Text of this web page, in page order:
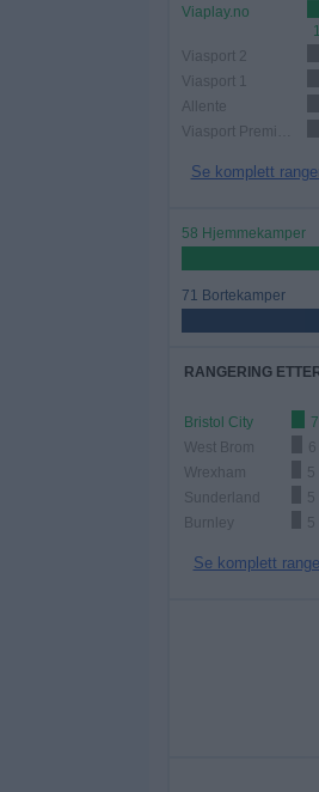
Viaplay.no
Viasport 2
Viasport 1
Allente
Se komplett
58 Hjemmekamper
71 Bortekamper
RANGERING
Bristol City
West Brom
Wrexham
5
Sunderland
5
Burnley
5
Se komplett